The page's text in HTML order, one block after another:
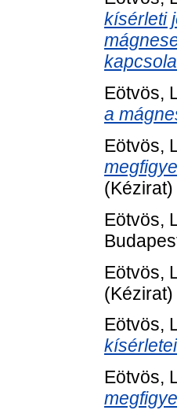
kísérleti
Eötvös,
a
Eötvös,
(Kézirat)
Eötvös,
Eötvös,
(Kézirat)
Eötvös,
Eötvös,